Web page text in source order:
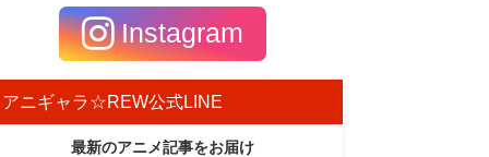
Instagram
アニギャラ☆REW公式LINE
最新のアニメ記事をお届け